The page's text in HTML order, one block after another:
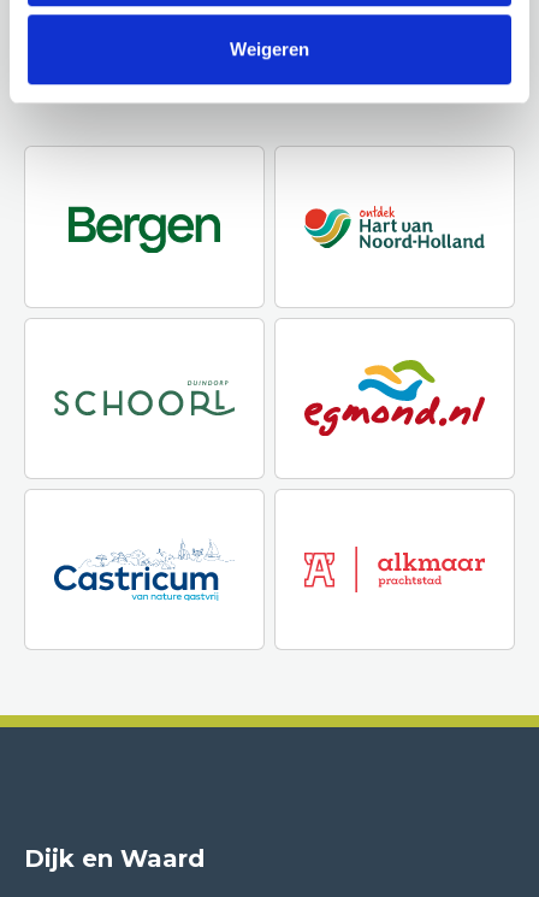
Weigeren
websites om te zien wat deze prachtige omgeving
nog meer te bieden heeft.
Dijk en Waard